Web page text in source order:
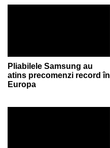
Pliabilele Samsung au
atins precomenzi record în
Europa